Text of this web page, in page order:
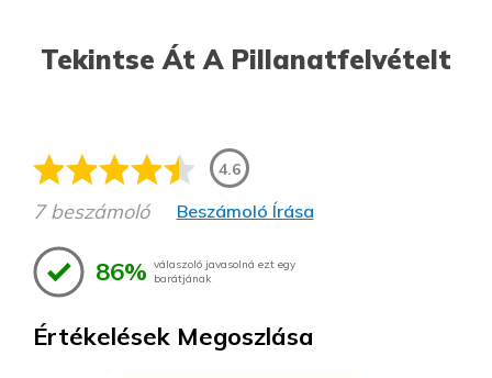
Tekintse Át A Pillanatfelvételt
4.6
7 beszámoló Beszámoló Írása
86% válaszoló javasolná ezt egy
barátjának
Értékelések Megoszlása